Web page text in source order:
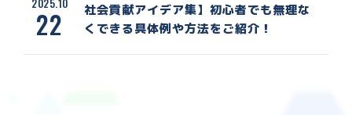
22
社会貢献アイデア集】初心者でも無理な
くできる具体例や方法をご紹介！